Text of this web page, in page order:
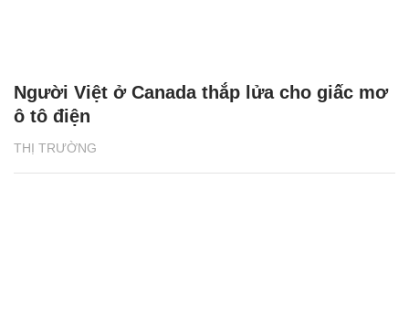
THỊ TRƯỜNG
Người Việt ở Canada thắp lửa cho giấc mơ
ô tô điện